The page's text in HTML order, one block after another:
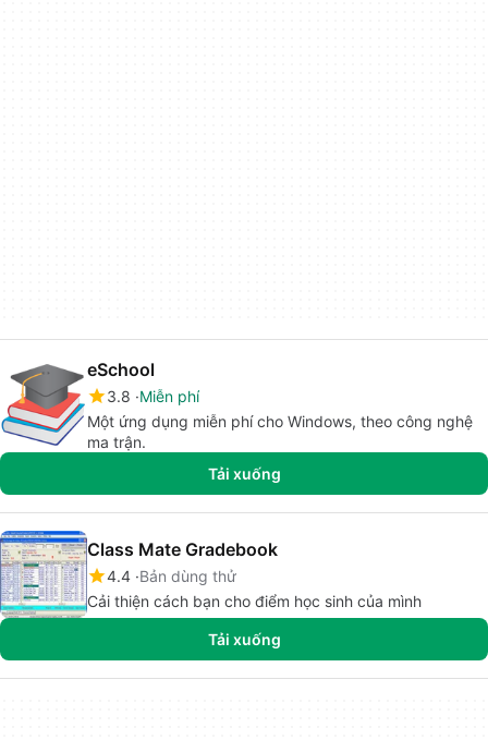
eSchool
3.8 Miễn phí
Một ứng dụng miễn phí cho Windows, theo công nghệ
ma trận.
Tải xuống
Class Mate Gradebook
4.4 Bản dùng thử
Cải thiện cách bạn cho điểm học sinh của mình
Tải xuống